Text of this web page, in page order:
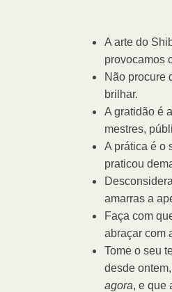
A arte do
provocamos
Não procure
brilhar.
A gratidão é
mestres,
A prática é o
praticou
amarras a
Faça com
abraçar com
Tome o seu
desde
agora, e que